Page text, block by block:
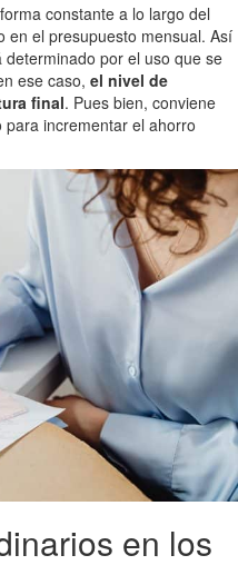
constante a lo largo del
en el presupuesto mensual. Así
por el uso que se
ese caso, el nivel de
final. Pues bien, conviene
incrementar el ahorro
en los